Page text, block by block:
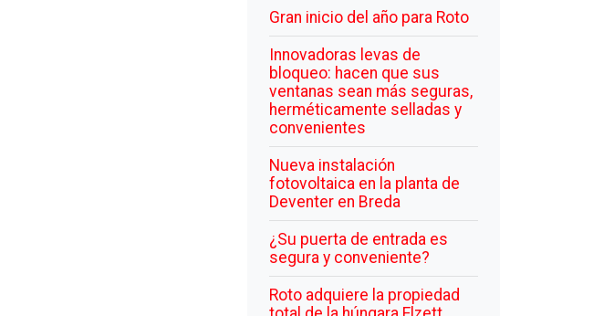
Gran inicio del año para Roto
Innovadoras levas de
bloqueo: hacen que sus
ventanas sean más seguras,
herméticamente selladas y
convenientes
Nueva instalación
fotovoltaica en la planta de
Deventer en Breda
¿Su puerta de entrada es
segura y conveniente?
Roto adquiere la propiedad